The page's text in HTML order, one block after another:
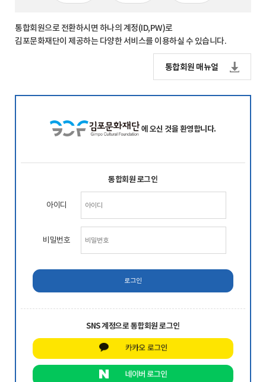
통합회원으로 전환하시면 하나의 계정(ID,PW)로
김포문화재단이 제공하는 다양한 서비스를 이용하실 수 있습니다.
통합회원 매뉴얼
에 오신 것을 환영합니다.
통합회원 로그인
아이디
비밀번호
SNS 계정으로 통합회원 로그인